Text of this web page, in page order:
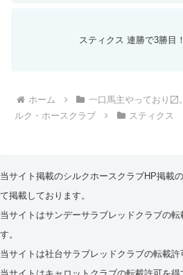
スティクス 連勝で3勝目！
ホーム 一口馬主やっており〼。
ルク・ホースクラブ
スティクス
当サイト掲載のシルクホースクラブHP掲載
て掲載しております。
当サイトはサンデーサラブレッドクラブの
す。
当サイトは社台サラブレッドクラブの転載